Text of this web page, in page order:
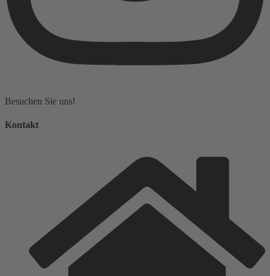
Besuchen Sie uns!
Kontakt